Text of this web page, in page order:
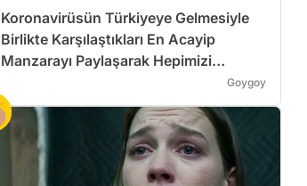
Koronavirüsün Türkiyeye Gelmesiyle
Birlikte Karşılaştıkları En Acayip
Manzarayı Paylaşarak Hepimizi
Goygoy